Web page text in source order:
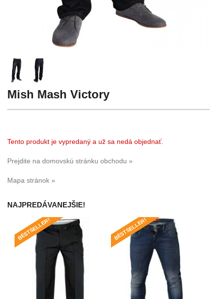
Mish Mash Victory
Tento produkt je vypredaný a už sa nedá objednať.
Prejdite na domovskú stránku obchodu »
Mapa stránok »
NAJPREDÁVANEJŠIE!
BESTSELLER! BESTSELLER!